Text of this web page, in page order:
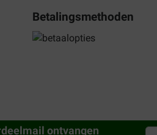
Betalingsmethoden
ontvangen